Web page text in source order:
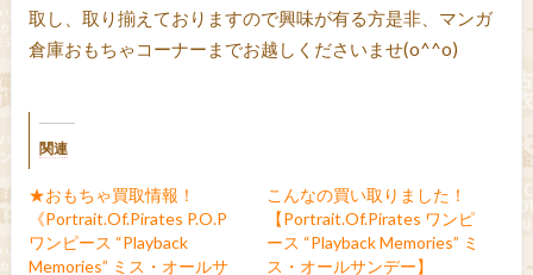
取し、取り揃えておりますので興味が有る方是非、マンガ
倉庫おもちゃコーナーまでお越しくださいませ(o^^o)
関連
★おもちゃ買取情報！
《Portrait.Of.Pirates P.O.P
ワンピース “Playback
Memories” ミス・オールサ
こんなの買い取りました！
【Portrait.Of.Pirates ワンピ
ース “Playback Memories” ミ
ス・オールサンデー】